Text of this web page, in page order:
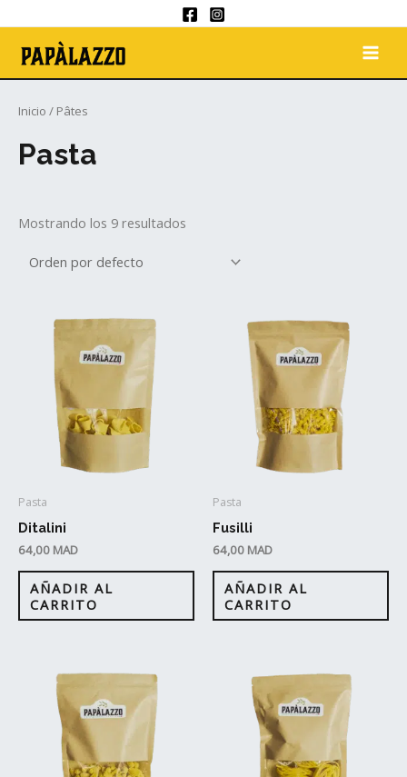
contenu
Inicio / Pâtes
Pasta
Mostrando los 9 resultados
Pasta
Ditalini
64,00 MAD
AÑADIR AL
CARRITO
Pasta
Fusilli
64,00 MAD
AÑADIR AL
CARRITO